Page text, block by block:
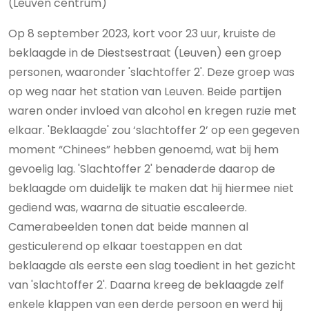
Op 8 september 2023, kort voor 23 uur, kruiste de
beklaagde in de Diestsestraat (Leuven) een groep
personen, waaronder 'slachtoffer 2'. Deze groep was
op weg naar het station van Leuven. Beide partijen
waren onder invloed van alcohol en kregen ruzie met
elkaar. 'Beklaagde' zou ‘slachtoffer 2’ op een gegeven
moment “Chinees” hebben genoemd, wat bij hem
gevoelig lag. 'Slachtoffer 2' benaderde daarop de
beklaagde om duidelijk te maken dat hij hiermee niet
gediend was, waarna de situatie escaleerde.
Camerabeelden tonen dat beide mannen al
gesticulerend op elkaar toestappen en dat
beklaagde als eerste een slag toedient in het gezicht
van 'slachtoffer 2'. Daarna kreeg de beklaagde zelf
enkele klappen van een derde persoon en werd hij